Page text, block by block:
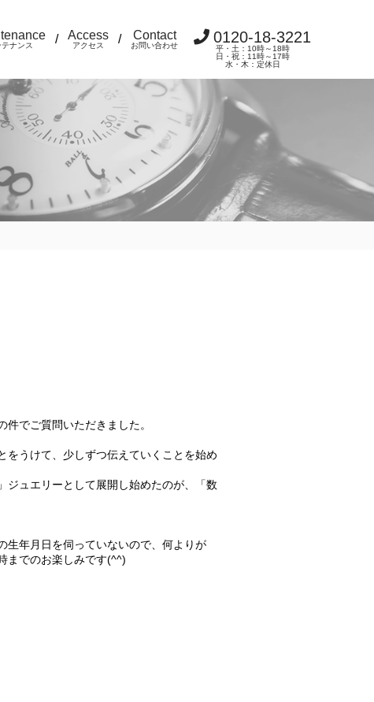
テナンス / Access
アクセス / Contact
お問い合わせ 0120-18-3221
平・土：10時～18時
日・祝：11時～17時
水・木：定休日
でご質問いただきました。
をうけて、少しずつ伝えていくことを始め
ジュエリーとして展開し始めたのが、「数
生年月日を伺っていないので、何よりが
までのお楽しみです(^^)